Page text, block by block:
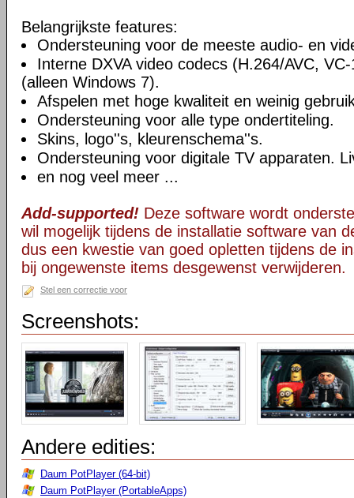
Belangrijkste features:
Ondersteuning voor de meeste audio- en
Interne DXVA video codecs (H.264/AVC,
(alleen Windows 7).
Afspelen met hoge kwaliteit en weinig
Ondersteuning voor alle type ondertiteling.
Skins, logo''s, kleurenschema''s.
Ondersteuning voor digitale TV apparaten.
en nog veel meer ...
Add-supported! Deze software wordt
wil mogelijk tijdens de installatie software van
dus een kwestie van goed opletten tijdens de
bij ongewenste items desgewenst verwijderen.
Stel een correctie voor
Screenshots:
Andere edities:
Daum PotPlayer (64-bit)
Daum PotPlayer (PortableApps)